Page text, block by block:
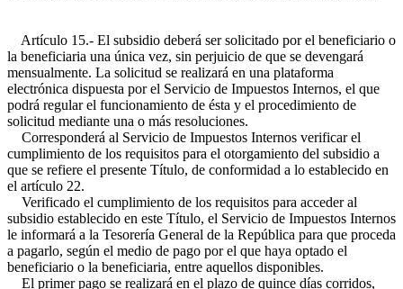
Artículo 15.- El subsidio deberá ser solicitado por el beneficiario o
la beneficiaria una única vez, sin perjuicio de que se devengará
mensualmente. La solicitud se realizará en una plataforma
electrónica dispuesta por el Servicio de Impuestos Internos, el que
podrá regular el funcionamiento de ésta y el procedimiento de
solicitud mediante una o más resoluciones.
Corresponderá al Servicio de Impuestos Internos verificar el
cumplimiento de los requisitos para el otorgamiento del subsidio a
que se refiere el presente Título, de conformidad a lo establecido en
el artículo 22.
Verificado el cumplimiento de los requisitos para acceder al
subsidio establecido en este Título, el Servicio de Impuestos Internos
le informará a la Tesorería General de la República para que proceda
a pagarlo, según el medio de pago por el que haya optado el
beneficiario o la beneficiaria, entre aquellos disponibles.
El primer pago se realizará en el plazo de quince días corridos,